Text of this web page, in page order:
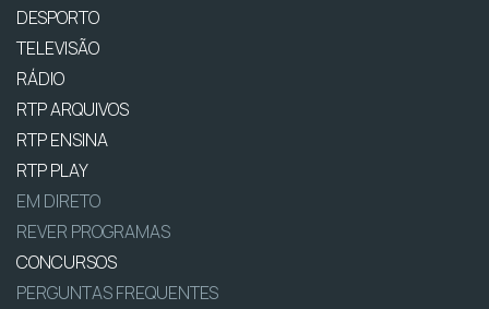
DESPORTO
TELEVISÃO
RÁDIO
RTP ARQUIVOS
RTP ENSINA
RTP PLAY
EM DIRETO
REVER PROGRAMAS
CONCURSOS
PERGUNTAS FREQUENTES